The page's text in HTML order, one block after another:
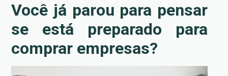
Você já parou para pensar
se está preparado para
comprar empresas?